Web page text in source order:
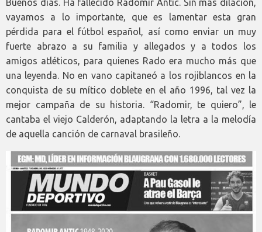
Buenos días. Ha fallecido Radomir Antic. Sin más dilación,
vayamos a lo importante, que es lamentar esta gran
pérdida para el fútbol español, así como enviar un muy
fuerte abrazo a su familia y allegados y a todos los
amigos atléticos, para quienes Rado era mucho más que
una leyenda. No en vano capitaneó a los rojiblancos en la
conquista de su mítico doblete en el año 1996, tal vez la
mejor campaña de su historia. “Radomir, te quiero”, le
cantaba el viejo Calderón, adaptando la letra a la melodía
de aquella canción de carnaval brasileño.